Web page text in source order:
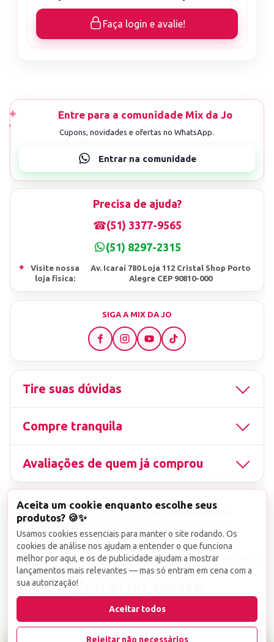
Faça login e avalie!
Precisa de ajuda?
☎(51) 3377-9565
(51) 8297-2315
⌖
Visite nossa
loja fisica:
Av. Icarai 780 Loja 112 Cristal Shop Porto
Alegre CEP 90810-000
SIGA A MIX DA JO
Tire suas dúvidas
Compre tranquila
Avaliações de quem já comprou
▤ CNPJ13.851.519/0001-25
de imagens ou conteúdos deste site é proibido e
viola a Lei de Direitos Autorais nº 9.610/98.
Infrações serão denunciadas diretamente ao órgão competente.
Aceita um cookie enquanto escolhe seus
produtos? 🍪✨
Usamos cookies essenciais para manter o site rodando. Os
cookies de análise nos ajudam a entender o que funciona
melhor por aqui, e os de publicidade ajudam a mostrar
lançamentos mais relevantes — mas só entram em cena com a
sua autorização!
Aceitar todos
Rejeitar não necessários